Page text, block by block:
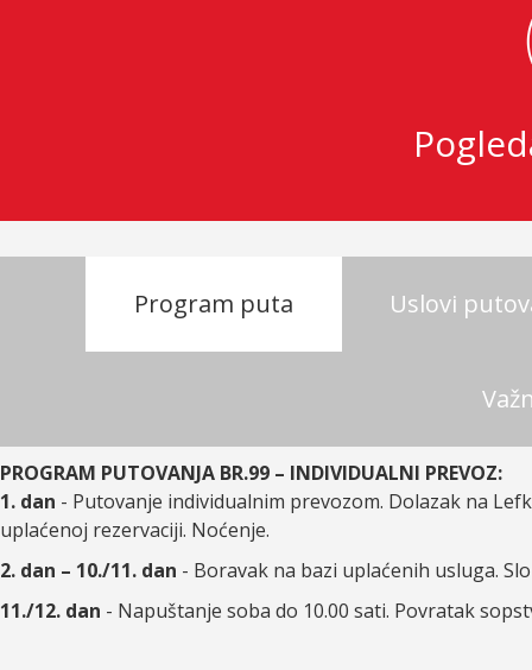
Program puta Uslovi
PROGRAM PUTOVANJA BR.99 – INDIVIDUALNI PREVOZ:
1. dan - Putovanje individualnim prevozom. Dolazak na
uplaćenoj rezervaciji. Noćenje.
2. dan – 10./11. dan - Boravak na bazi uplaćenih usluga.
11./12. dan - Napuštanje soba do 10.00 sati. Povratak